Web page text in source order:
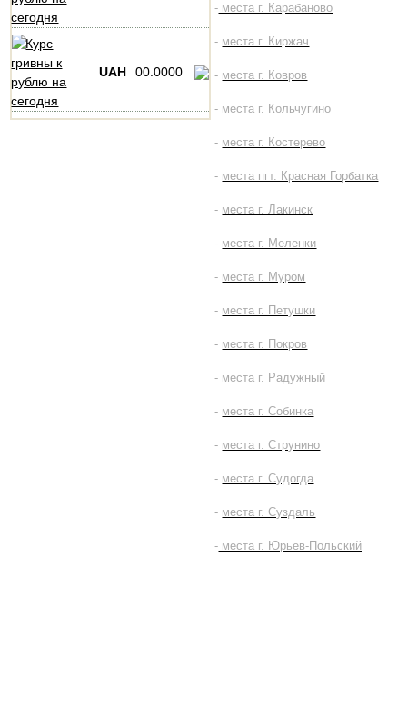
UAH 00.0000
- места г. Карабаново
- места г. Киржач
- места г. Ковров
- места г. Кольчугино
- места г. Костерево
- места пгт. Красная Горбатка
- места г. Лакинск
- места г. Меленки
- места г. Муром
- места г. Петушки
- места г. Покров
- места г. Радужный
- места г. Собинка
- места г. Струнино
- места г. Судогда
- места г. Суздаль
- места г. Юрьев-Польский